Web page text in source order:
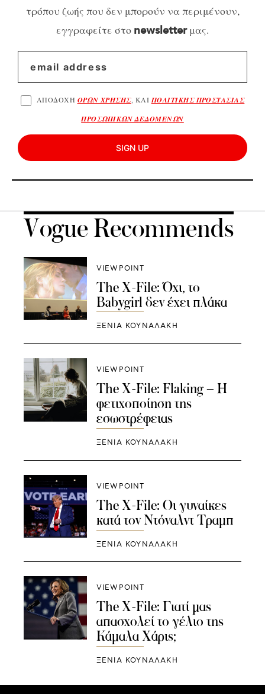
τρόπου ζωής που δεν μπορούν να περιμένουν,
εγγραφείτε στο newsletterμας.
ΑΠΟΔΟΧΗ ΟΡΩΝ ΧΡΗΣΗΣ, ΚΑΙ ΠΟΛΙΤΙΚΗΣ ΠΡΟΣΤΑΣΙΑΣ
ΠΡΟΣΩΠΙΚΩΝ ΔΕΔΟΜΕΝΩΝ
SIGN UP
Vogue Recommends
VIEWPOINT
The X-File: Όχι, το
Babygirl δεν έχει πλάκα
ΞΕΝΙΑ ΚΟΥΝΑΛΑΚΗ
VIEWPOINT
The X-File: Flaking – Η
φετιχοποίηση της
εσωστρέφειας
ΞΕΝΙΑ ΚΟΥΝΑΛΑΚΗ
VIEWPOINT
The X-File: Οι γυναίκες
κατά τον Ντόναλντ Τραμπ
ΞΕΝΙΑ ΚΟΥΝΑΛΑΚΗ
VIEWPOINT
The X-File: Γιατί μας
απασχολεί το γέλιο της
Κάμαλα Χάρις;
ΞΕΝΙΑ ΚΟΥΝΑΛΑΚΗ